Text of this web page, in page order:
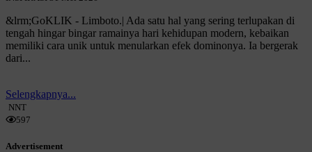
&lrm;GoKLIK - Limboto.| Ada satu hal yang sering terlupakan di
tengah hingar bingar ramainya hari kehidupan modern, kebaikan
memiliki cara unik untuk menularkan efek dominonya. Ia bergerak
dari...
Selengkapnya...
NNT
597
Advertisement